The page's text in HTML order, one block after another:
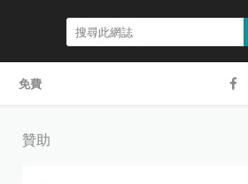
免費
贊助